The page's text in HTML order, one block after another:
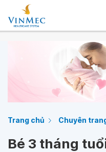
Trang chủ Chuyên
Bé 3 tháng